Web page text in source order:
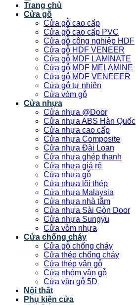
Trang chủ
Cửa gỗ
Cửa gỗ cao cấp
Cửa gỗ cao cấp PVC
Cửa gỗ công nghiệp HDF
Cửa gỗ HDF VENEER
Cửa gỗ MDF LAMINATE
Cửa gỗ MDF MELAMINE
Cửa gỗ MDF VENEEER
Cửa gỗ tự nhiên
Cửa vòm gỗ
Cửa nhựa
Cửa nhựa @Door
Cửa nhựa ABS Hàn Quốc
Cửa nhựa cao cấp
Cửa nhựa Composite
Cửa nhựa Đài Loan
Cửa nhựa ghép thanh
Cửa nhựa giá rẻ
Cửa nhựa gỗ
Cửa nhựa lõi thép
Cửa nhựa Malaysia
Cửa nhựa nhà tắm
Cửa nhựa Sài Gòn Door
Cửa nhựa Sungyu
Cửa vòm nhựa
Cửa chống cháy
Cửa gỗ chống cháy
Cửa thép chống cháy
Cửa thép vân gỗ
Cửa nhôm vân gỗ
Cửa vân gỗ 5D
Nội thất
Phụ kiện cửa